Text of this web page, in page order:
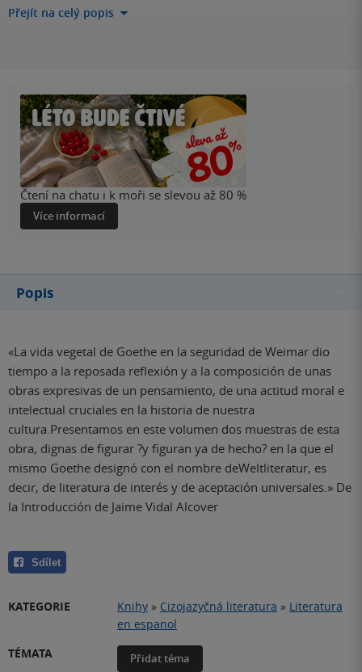
Přejít na celý popis
Čtení na chatu i k moři se slevou až 80 %
Více informací
Popis
«La vida vegetal de Goethe en la seguridad de Weimar dio
tiempo a la reposada reflexión y a la composición de unas
obras expresivas de un pensamiento, de una actitud moral e
intelectual cruciales en la historia de nuestra
cultura.Presentamos en este volumen dos muestras de esta
obra, dignas de figurar ?y figuran ya de hecho? en la que el
mismo Goethe designó con el nombre deWeltliteratur, es
decir, de literatura de interés y de aceptación universales.» De
la Introducción de Jaime Vidal Alcover
Sdílet
KATEGORIE Knihy » Cizojazyčná literatura » Literatura
en espanol
TÉMATA
Přidat téma